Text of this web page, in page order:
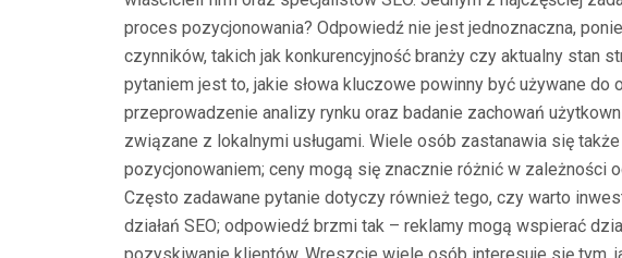
proces pozycjonowania? Odpowiedź nie jest jednoznaczna,
czynników, takich jak konkurencyjność branży czy aktualny stan
pytaniem jest to, jakie słowa kluczowe powinny być używane
przeprowadzenie analizy rynku oraz badanie zachowań
związane z lokalnymi usługami. Wiele osób zastanawia się
pozycjonowaniem; ceny mogą się znacznie różnić w zależności
Często zadawane pytanie dotyczy również tego, czy warto
działań SEO; odpowiedź brzmi tak – reklamy mogą wspierać
pozyskiwanie klientów. Wreszcie wiele osób interesuje się tym,